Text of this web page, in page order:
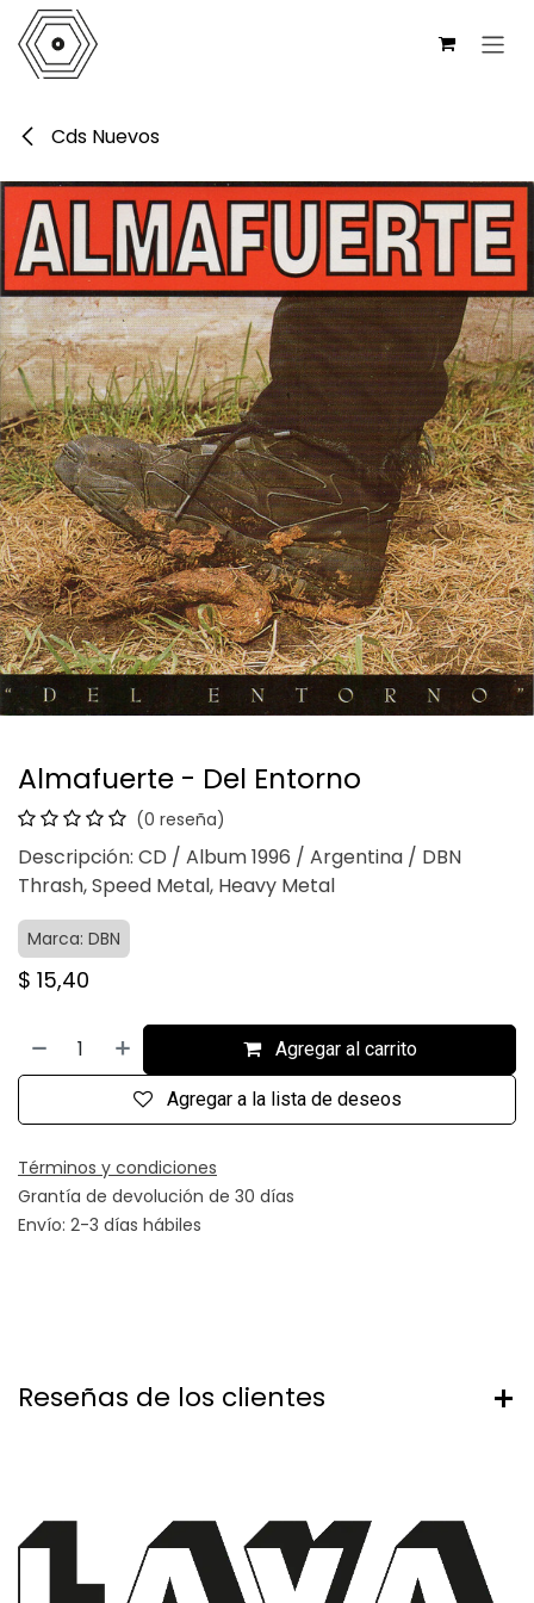
Ir al contenido
Cds Nuevos
Almafuerte - Del Entorno
(0 reseña)
Descripción: CD / Album 1996 / Argentina / DBN
Thrash, Speed Metal, Heavy Metal
Marca: DBN
$ 15,40
Agregar al carrito
Agregar a la lista de deseos
Términos y condiciones
Grantía de devolución de 30 días
Envío: 2-3 días hábiles
Reseñas de los clientes